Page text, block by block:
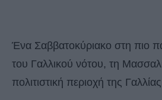
Ένα Σαββατοκύριακο στη πιο
του Γαλλικού νότου, τη
πολιτιστική περιοχή της